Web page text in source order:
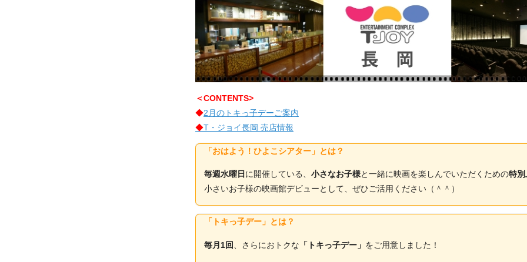
＜CONTENTS>
◆2月のトキっ子デーご案内
◆T・ジョイ長岡 売店情報
「おはよう！ひよこシアター」とは？
毎週水曜日 に開催している、小さなお子様と一緒に映画を楽しんでいただくための特
小さいお子様の映画館デビューとして、ぜひご活用ください（＾＾）
「トキっ子デー」とは？
毎月1回 、さらにおトクな 「トキっ子デー」 をご用意しました！